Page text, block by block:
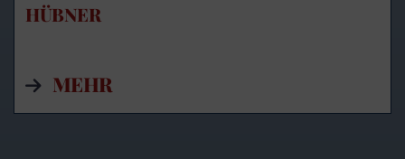
HÜBNER
MEHR